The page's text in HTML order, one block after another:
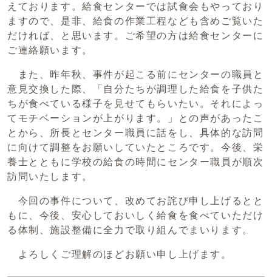
えております。給食センターでは試食会もやっており
ますので、是非、給食の作業工程なども含めご覧いた
だければ、と思います。ご希望の方は給食センターに
ご連絡願います。
また、昨年秋、事件が起こる前にセンターの職員と
意見交換した際、「自分たちが調理した給食を子供た
ちが食べている様子を見せてもらいたい。それによっ
てモチベーションが上がります。」との声があったこ
とから、所長とセンター職員に話をし、具体的な訪問
に向けて調整をお願いしていたところです。今後、栄
養士とともに学校の給食の時間にセンター職員が順次
訪問いたします。
今回の事件について、改めてお詫び申し上げるとと
もに、今後、安心しておいしく給食を食べていただけ
る体制、施設整備に全力で取り組んでまいります。
よろしくご理解のほどお願い申し上げます。